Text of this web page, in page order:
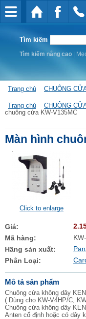
Tìm kiếm
Tìm kiếm nâng cao|
Trang chủ CHUÔNG
Trang chủ CHUÔNG
chuông cửa KW-V135MC
Màn hình
Click to enlarge
Giá:
Mã hàng:
Hãng sản xuất:
Phân Loại:
Mô tả sản phẩm
Chuông cửa không dây
( Dùng cho KW-V4HP/C,
Chuông cửa không dây
Anten cố định hoặc có dây